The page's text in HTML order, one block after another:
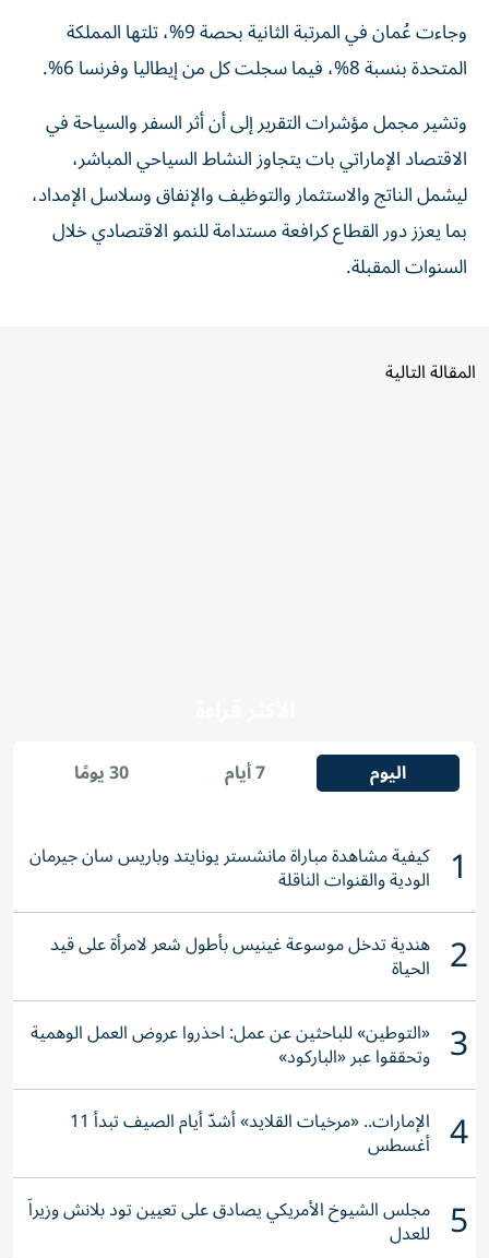
وجاءت عُمان في المرتبة الثانية بحصة 9%، تلتها المملكة
المتحدة بنسبة 8%، فيما سجلت كل من إيطاليا وفرنسا 6%.
وتشير مجمل مؤشرات التقرير إلى أن أثر السفر والسياحة في
الاقتصاد الإماراتي بات يتجاوز النشاط السياحي المباشر،
ليشمل الناتج والاستثمار والتوظيف والإنفاق وسلاسل الإمداد،
بما يعزز دور القطاع كرافعة مستدامة للنمو الاقتصادي خلال
السنوات المقبلة.
المقالة التالية
اليوم 7 أيام 30 يومًا
1 كيفية مشاهدة مباراة مانشستر يونايتد وباريس سان جيرمان
الودية والقنوات الناقلة
2 هندية تدخل موسوعة غينيس بأطول شعر لامرأة على قيد
الحياة
3 «التوطين» للباحثين عن عمل: احذروا عروض العمل الوهمية
وتحققوا عبر «الباركود»
4 الإمارات.. «مرخيات القلايد» أشدّ أيام الصيف تبدأ 11
أغسطس
5 مجلس الشيوخ الأمريكي يصادق على تعيين تود بلانش وزيراً
للعدل